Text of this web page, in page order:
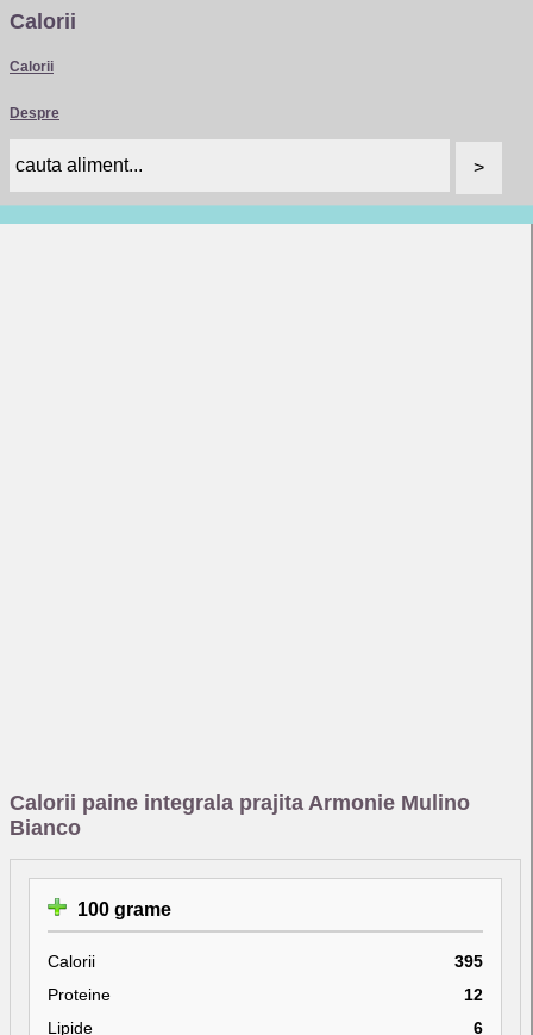
Calorii
Calorii
Despre
Calorii paine integrala prajita Armonie Mulino
Bianco
100 grame
Calorii
395
Proteine
12
Lipide
6